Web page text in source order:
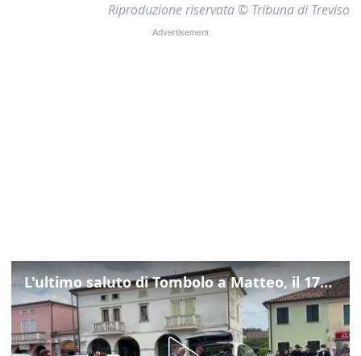
Riproduzione riservata © Tribuna di Treviso
L'ultimo saluto di Tombolo a Matteo, il 17enne morto di tumore. Il video